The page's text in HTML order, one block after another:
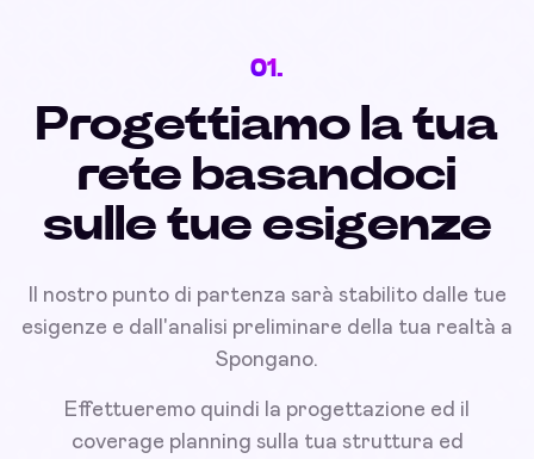
01.
Progettiamo la tua
rete basandoci
sulle tue esigenze
Il nostro punto di partenza sarà stabilito dalle tue
esigenze e dall'analisi preliminare della tua realtà a
Spongano.
Effettueremo quindi la progettazione ed il
coverage planning sulla tua struttura ed